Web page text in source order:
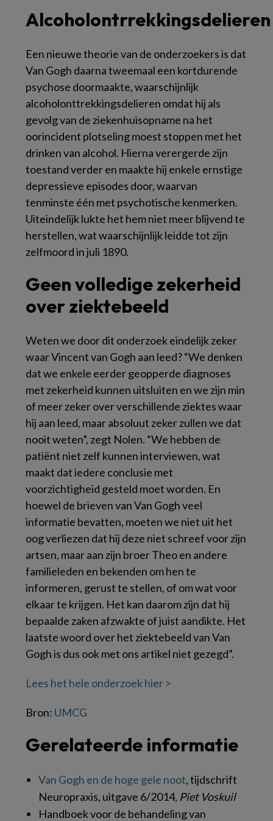
Alcoholontrrekkingsdelieren
​Een nieuwe theorie van de onderzoekers is dat
Van Gogh daarna tweemaal een kortdurende
psychose doormaakte, waarschijnlijk
alcoholonttrekkingsdelieren omdat hij als
gevolg van de ziekenhuisopname na het
oorincident plotseling moest stoppen met het
drinken van alcohol. Hierna verergerde zijn
toestand verder en maakte hij enkele ernstige
depressieve episodes door, waarvan
tenminste één met psychotische kenmerken. ​
Uiteindelijk lukte het hem niet meer blijvend te
herstellen, wat waarschijnlijk leidde tot zijn
zelfmoord in juli 1890.
Geen volledige zekerheid
over ziektebeeld
Weten we door dit onderzoek eindelijk zeker
waar Vincent van Gogh aan leed? “We denken
dat we enkele eerder geopperde diagnoses
met zekerheid kunnen uitsluit​en en we zijn min
of meer zeker over verschillende ziektes waar
hij aan leed, maar absoluut zeker zullen we dat
nooit weten”, zegt Nolen. “We hebben de
patiënt niet zelf kunnen interviewen, wat
maakt dat iedere conclusie met
voorzichtigheid gesteld m​oet worden. En
hoewel de brieven van Van Gogh veel
informatie bevatten, moeten we niet uit het
oog verliezen dat hij deze niet schreef voor zijn
artsen, maar aan zijn broer Theo en andere
familieleden en bekenden om hen te
informeren, gerust te stellen, of om wat voor
elkaar te krijgen. Het kan daarom zijn dat hij
bepaalde zaken afzwakte of juist aandikte. Het
laatste woord over het ziektebeeld van Van
Gogh is dus ook met ons artikel niet gezegd”.
Lees het hele onderzoek hier >
Bron: UMCG
Gerelateerde informatie
Van Gogh en de hoge gele noot, tijdschrift
Neuropraxis, uitgave 6/2014, Piet Voskuil
Handboek voor de behandeling van